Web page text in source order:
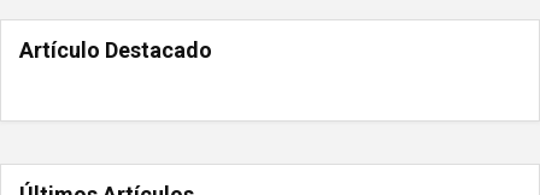
Artículo Destacado